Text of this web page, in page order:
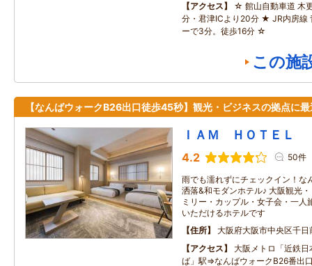
アクセス
☆ 館山自動車道 木
分・君津ICより20分 ★ JR内房線
ーで3分。徒歩16分 ☆
この施
【なんばウォークB26出口徒歩45秒】観光・ビジネスの拠点に
ＩＡＭ ＨＯＴＥＬ
4.2 50件
雨でも濡れずにチェックイン！な
洒落&和モダンホテル♪ 大阪観光
ミリー・カップル・女子会・一人
いただけるホテルです
住所
大阪府大阪市中央区千
アクセス
大阪メトロ「近鉄
ば」駅⇒なんばウォークB26番出